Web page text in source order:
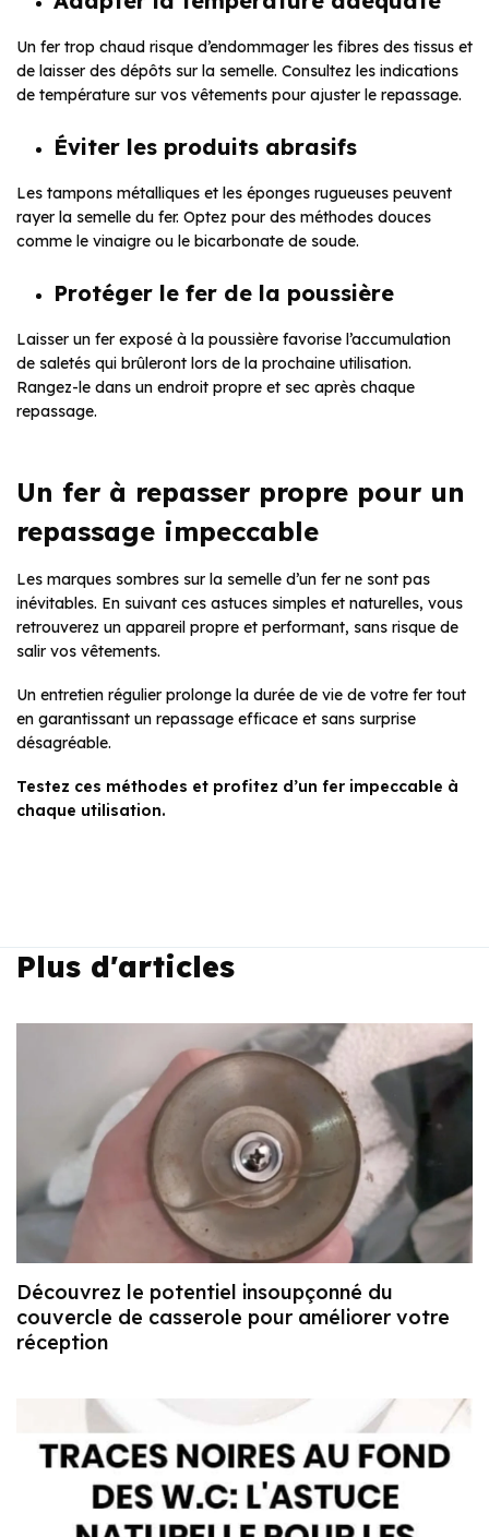
Un fer trop chaud risque d’endommager les fibres des tissus et
de laisser des dépôts sur la semelle. Consultez les indications
de température sur vos vêtements pour ajuster le repassage.
Éviter les produits abrasifs
Les tampons métalliques et les éponges rugueuses peuvent
rayer la semelle du fer. Optez pour des méthodes douces
comme le vinaigre ou le bicarbonate de soude.
Protéger le fer de la poussière
Laisser un fer exposé à la poussière favorise l’accumulation
de saletés qui brûleront lors de la prochaine utilisation.
Rangez-le dans un endroit propre et sec après chaque
repassage.
Un fer à repasser propre pour un
repassage impeccable
Les marques sombres sur la semelle d’un fer ne sont pas
inévitables. En suivant ces astuces simples et naturelles, vous
retrouverez un appareil propre et performant, sans risque de
salir vos vêtements.
Un entretien régulier prolonge la durée de vie de votre fer tout
en garantissant un repassage efficace et sans surprise
désagréable.
Testez ces méthodes et profitez d’un fer impeccable à
chaque utilisation.
Plus d'articles
Découvrez le potentiel insoupçonné du
couvercle de casserole pour améliorer votre
réception